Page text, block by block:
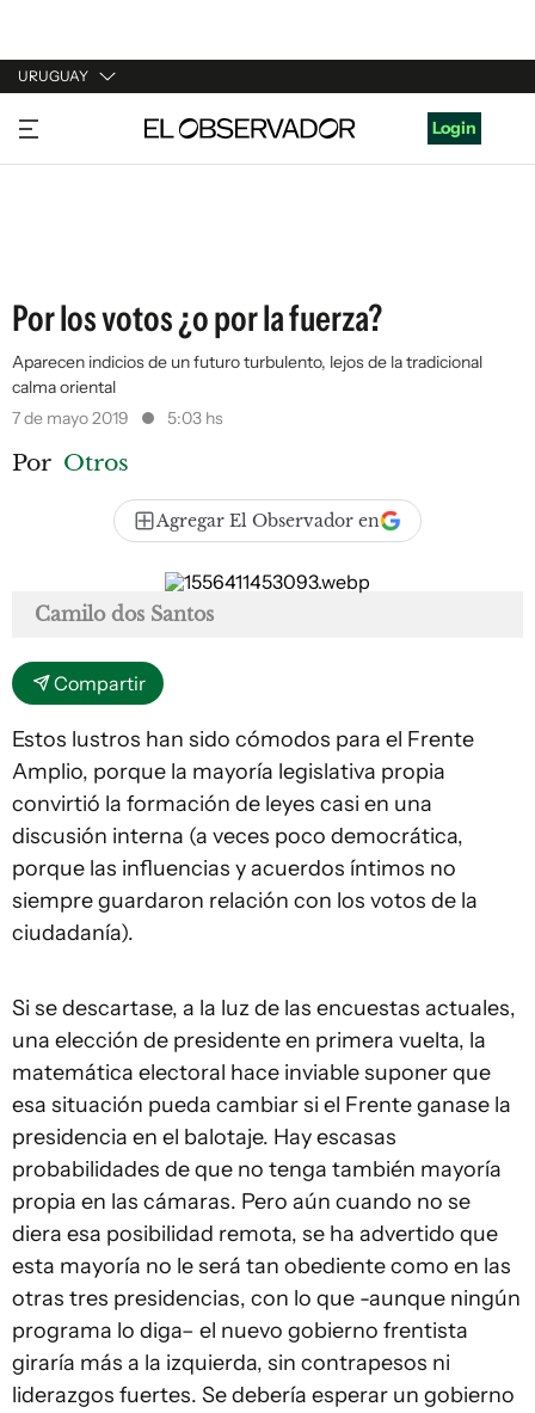
URUGUAY
URUGUAY
ARGENTINA
Login
Por los votos ¿o por la fuerza?
Aparecen indicios de un futuro turbulento, lejos de la tradicional
calma oriental
7 de mayo 2019
5:03 hs
Por Otros
Agregar El Observador en
Camilo dos Santos
Compartir
Estos lustros han sido cómodos para el Frente
Amplio, porque la mayoría legislativa propia
convirtió la formación de leyes casi en una
discusión interna (a veces poco democrática,
porque las influencias y acuerdos íntimos no
siempre guardaron relación con los votos de la
ciudadanía).
Si se descartase, a la luz de las encuestas actuales,
una elección de presidente en primera vuelta, la
matemática electoral hace inviable suponer que
esa situación pueda cambiar si el Frente ganase la
presidencia en el balotaje. Hay escasas
probabilidades de que no tenga también mayoría
propia en las cámaras. Pero aún cuando no se
diera esa posibilidad remota, se ha advertido que
esta mayoría no le será tan obediente como en las
otras tres presidencias, con lo que -aunque ningún
programa lo diga– el nuevo gobierno frentista
giraría más a la izquierda, sin contrapesos ni
liderazgos fuertes. Se debería esperar un gobierno